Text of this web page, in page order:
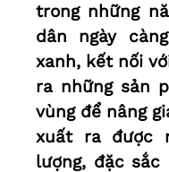
trong những
dân ngày
xanh, kết nối
ra những sản
vùng để nâng
xuất ra được
lượng, đặc